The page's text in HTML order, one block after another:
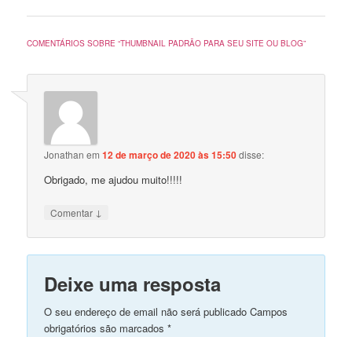
COMENTÁRIOS SOBRE “THUMBNAIL PADRÃO PARA SEU SITE OU BLOG”
Jonathan em12 de março de 2020 às 15:50disse:
Obrigado, me ajudou muito!!!!!
Comentar ↓
Deixe uma resposta
O seu endereço de email não será publicado Campos
obrigatórios são marcados*